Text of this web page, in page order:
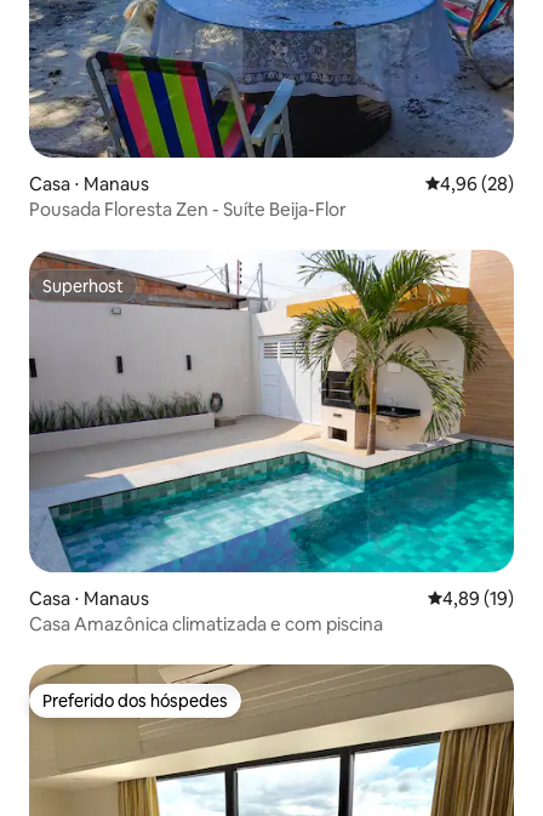
Casa ⋅ Manaus 4,96 de uma
4,96 (28)
Pousada Floresta Zen - Suíte Beija-Flor
Superhost
Superhost
Casa ⋅ Manaus 4,89 de uma
4,89 (19)
Casa Amazônica climatizada e com piscina
Preferido dos hóspedes
Preferido dos hóspedes